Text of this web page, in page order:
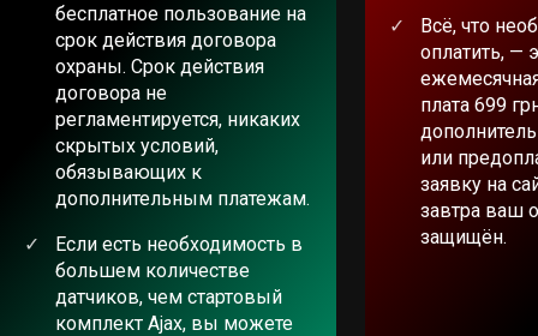
бесплатное пользование на
срок действия договора
охраны. Срок действия
договора не
регламентируется, никаких
скрытых условий,
обязывающих к
дополнительным платежам.
Если есть необходимость в
большем количестве
датчиков, чем стартовый
комплект Ajax, вы можете
Всё, что
оплатить, —
плата 699
или
заявку на
завтра ваш
защищён.